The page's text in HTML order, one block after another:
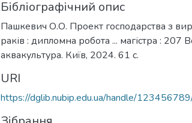
Бібліографічний опис
Пашкевич О.О. Проект господарства з
раків : дипломна робота ... магістра : 207
аквакультура. Київ, 2024. 61 с.
URI
https://dglib.nubip.edu.ua/handle/